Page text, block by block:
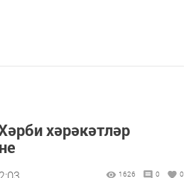
хәрәкәтләр
1626 0 0